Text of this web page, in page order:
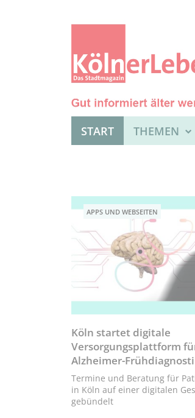
START THEMEN
APPS UND WEBSEITEN
Köln startet digitale
Versorgungsplattform
Alzheimer-
Termine und Beratung für
in Köln auf einer digitalen
gebündelt